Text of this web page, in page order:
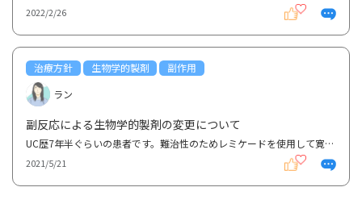
2022/2/26
治療方針 生物学的製剤
副作用
ラン
副反応による生物学的製剤の変更について
UC歴7年半ぐらいの患者です。難治性のためレミケードを使用して寛解導入し、寛解維持のために6年程使用...
2021/5/21